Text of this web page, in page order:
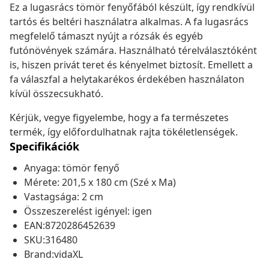
Ez a lugasrács tömör fenyőfából készült, így rendkívül
tartós és beltéri használatra alkalmas. A fa lugasrács
megfelelő támaszt nyújt a rózsák és egyéb
futónövények számára. Használható térelválasztóként
is, hiszen privát teret és kényelmet biztosít. Emellett a
fa válaszfal a helytakarékos érdekében használaton
kívül összecsukható.
Kérjük, vegye figyelembe, hogy a fa természetes
termék, így előfordulhatnak rajta tökéletlenségek.
Specifikációk
Anyaga: tömör fenyő
Mérete: 201,5 x 180 cm (Szé x Ma)
Vastagsága: 2 cm
Összeszerelést igényel: igen
EAN:8720286452639
SKU:316480
Brand:vidaXL